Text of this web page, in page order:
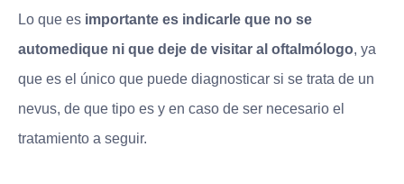
Lo que es importante es indicarle que no se
automedique ni que deje de visitar al oftalmólogo, ya
que es el único que puede diagnosticar si se trata de un
nevus, de que tipo es y en caso de ser necesario el
tratamiento a seguir.